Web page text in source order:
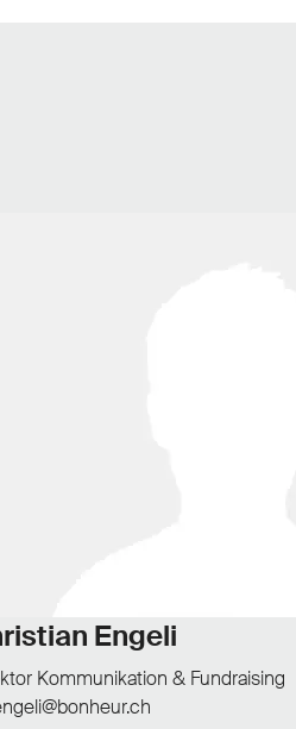
Engeli
Kommunikation & Fundraising